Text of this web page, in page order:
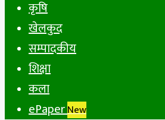
कृषि
खेलकुद
सम्पादकीय
शिक्षा
कला
ePaperNew